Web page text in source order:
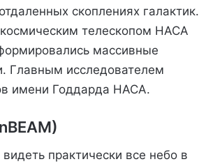
скоплениях галактик.
телескопом НАСА
массивные
Главным исследователем
имени Годдарда НАСА.
практически все небо в